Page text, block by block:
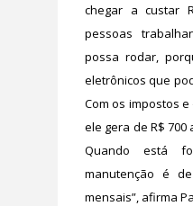
chegar a custar
pessoas
possa rodar,
eletrônicos que
Com os impostos
ele gera de R$ 700
Quando está
manutenção é
mensais”, afirma